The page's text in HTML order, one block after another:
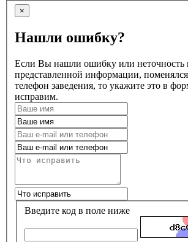
×
Нашли ошибку?
Если Вы нашли ошибку или неточность
представленной информации,
телефон заведения, то укажите это в
исправим.
Введите код в поле ниже